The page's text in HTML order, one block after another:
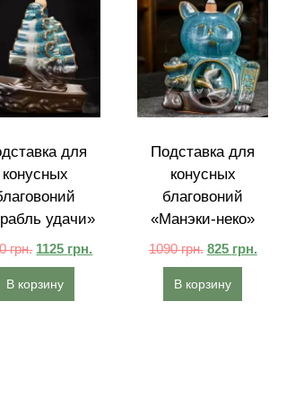
для
конусных
удачи»
грн. 1125 грн.
В корзину
Подставка для
конусных
благовоний
«Манэки-неко»
1090грн. 825 грн.
В корзину